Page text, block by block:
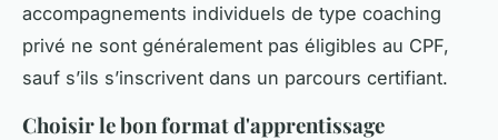
accompagnements individuels de type coaching
privé ne sont généralement pas éligibles au CPF,
sauf s’ils s’inscrivent dans un parcours certifiant.
Choisir le bon format d'apprentissage